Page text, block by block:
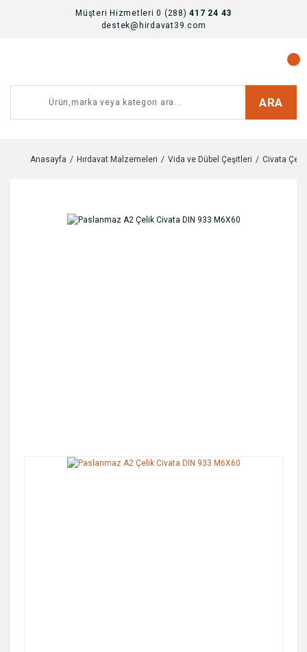
Müşteri Hizmetleri 0 (288)417 24 43
destek@hirdavat39.com
ARA
Anasayfa Hırdavat Malzemeleri Vida ve Dübel Çeşitleri Civata